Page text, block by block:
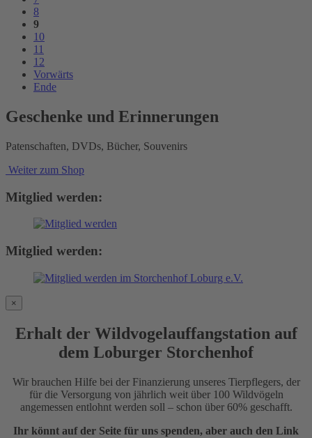
8
9
10
11
12
Vorwärts
Ende
Geschenke und Erinnerungen
Patenschaften, DVDs, Bücher, Souvenirs
Weiter zum Shop
Mitglied werden:
Mitglied werden:
×
Erhalt der Wildvogelauffangstation auf
dem Loburger Storchenhof
Wir brauchen Hilfe bei der Finanzierung unseres Tierpflegers, der
für die Versorgung von jährlich weit über 100 Wildvögeln
angemessen entlohnt werden soll – schon über 60% geschafft.
Ihr könnt auf der Seite für uns spenden, aber auch den Link